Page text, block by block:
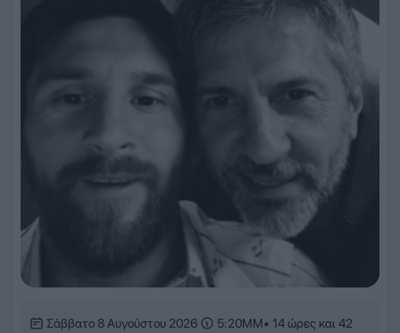
Σάββατο 8 Αυγούστου 2026 5:20ΜΜ• 14 ώρες και 42